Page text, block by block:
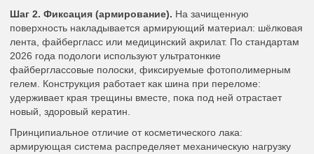
Шаг 2. Фиксация (армирование). На зачищенную
поверхность накладывается армирующий материал: шёлковая
лента, файбергласс или медицинский акрилат. По стандартам
2026 года подологи используют ультратонкие
файберглассовые полоски, фиксируемые фотополимерным
гелем. Конструкция работает как шина при переломе:
удерживает края трещины вместе, пока под ней отрастает
новый, здоровый кератин.
Принципиальное отличие от косметического лака:
армирующая система распределяет механическую нагрузку